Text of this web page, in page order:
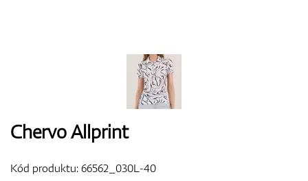
Bagy
Chervo Allprint
Kód produktu:66562_030L-40